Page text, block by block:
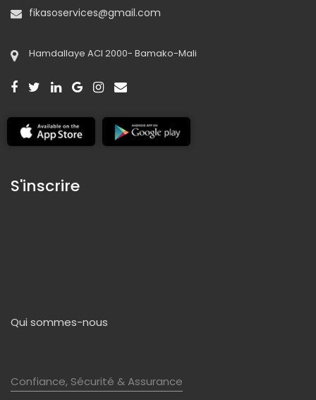
fikasoservices@gmail.com
Hamdallaye ACI 2000- Bamako-Mali
S'inscrire
Qui sommes-nous
Confiance, Sécurité & Assurance